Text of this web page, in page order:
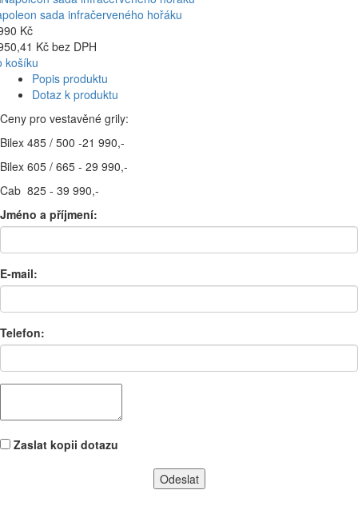
sada infračerveného hořáku
Kč
Kč bez DPH
košíku
Popis produktu
Dotaz k produktu
Ceny pro vestavěné grily:
Bilex 485 / 500 -21 990,-
Bilex 605 / 665 - 29 990,-
Cab 825 - 39 990,-
Jméno a příjmení:
E-mail:
Telefon:
Zaslat kopii dotazu